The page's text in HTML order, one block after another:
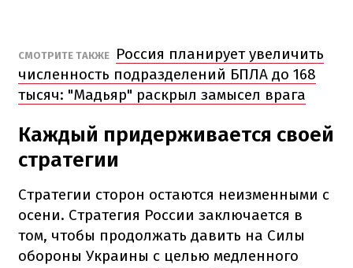
СМОТРИТЕ ТАКЖЕ
Россия планирует увеличить
численность подразделений БПЛА до 168
тысяч: "Мадьяр" раскрыл замысел врага
Каждый придерживается своей
стратегии
Стратегии сторон остаются неизменными с
осени. Стратегия России заключается в
том, чтобы продолжать давить на Силы
обороны Украины с целью медленного